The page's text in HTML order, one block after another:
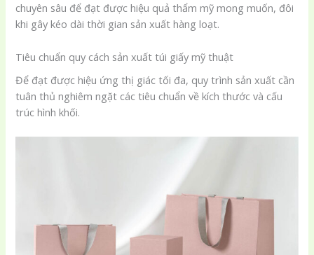
chuyên sâu để đạt được hiệu quả thẩm mỹ mong muốn, đôi
khi gây kéo dài thời gian sản xuất hàng loạt.
Tiêu chuẩn quy cách sản xuất túi giấy mỹ thuật
Để đạt được hiệu ứng thị giác tối đa, quy trình sản xuất cần
tuân thủ nghiêm ngặt các tiêu chuẩn về kích thước và cấu
trúc hình khối.